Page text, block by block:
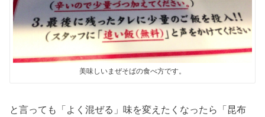
美味しいまぜそばの食べ方です。
と言っても「よく混ぜる」味を変えたくなったら「昆布